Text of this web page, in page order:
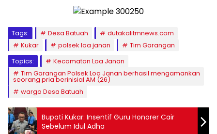
Tags: Desa Batuah
dutakalitmnews.com
Kukar
polsek loa janan
Tim Garangan
Topics:
Kecamatan Loa Janan
Tim Garangan Polsek Loa Janan berhasil mengamankan
seorang pria berinisial AM (26)
warga Desa Batuah
Bupati Kukar: Insentif Guru Honorer Cair
Sebelum Idul Adha